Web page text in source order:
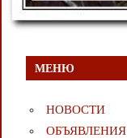
МЕНЮ
НОВОСТИ
ОБЪЯВЛЕНИЯ